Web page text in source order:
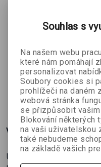
marketingu aplikací
univerzálny
ch aplikácií
e-kniha
Luboslav
Lacko
119 Kč 199 Kč
Více o knize
Univerzální aplikace pro
Souhlas s
Na našem webu
které nám pomáhají
personalizovat
Soubory cookies si
prohlížeči na daném
webová stránka
se přizpůsobit vašim
Blokování některých
na vaši uživatelskou
také nebudeme
na základě vašich